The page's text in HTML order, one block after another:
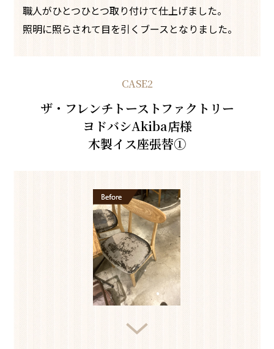
職人がひとつひとつ取り付けて仕上げました。
照明に照らされて目を引くブースとなりました。
CASE2
ザ・フレンチトーストファクトリー
ヨドバシAkiba店様
木製イス座張替①